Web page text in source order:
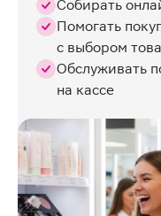
Собирать
Помогать
с выбором
Обслуживать
на кассе